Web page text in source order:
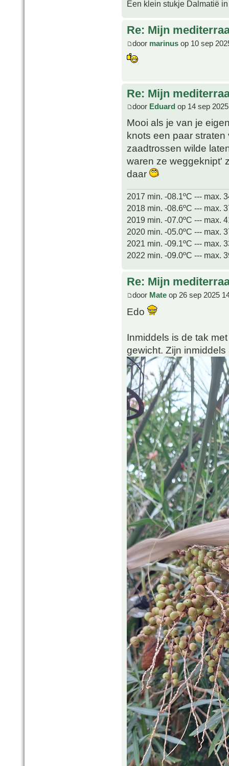
Een klein stukje Dalmatië
Re: Mijn
door marinus op 10 sep
Re: Mijn
door Eduard op 14 sep
Mooi als je van je
knots een paar
zaadtrossen wilde
waren ze weggeknipt'
daar
2017 min. -08.1ºC --- max.
2018 min. -08.6ºC --- max.
2019 min. -07.0ºC --- max.
2020 min. -05.0ºC --- max.
2021 min. -09.1ºC --- max.
2022 min. -09.0ºC --- max.
Re: Mijn
door Mate op 26 sep 2025
Edo
Inmiddels is de tak
gewicht. Zijn